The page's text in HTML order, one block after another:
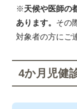
※天候や医師の
あります。 その
対象者の方にご
4か月児健